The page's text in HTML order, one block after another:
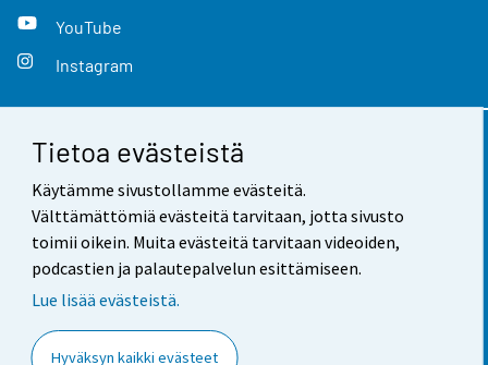
Tietoa evästeistä
Käytämme sivustollamme evästeitä.
Välttämättömiä evästeitä tarvitaan, jotta sivusto
toimii oikein. Muita evästeitä tarvitaan videoiden,
podcastien ja palautepalvelun esittämiseen.
Lue lisää evästeistä.
Hyväksyn kaikki evästeet
YouTube
Instagram
Yhteystiedot
Palaute
Käyttöehdot
Saavutettavuus